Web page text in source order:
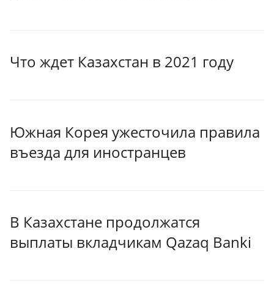
Что ждет Казахстан в 2021 году
Южная Корея ужесточила правила
въезда для иностранцев
В Казахстане продолжатся
выплаты вкладчикам Qazaq Banki